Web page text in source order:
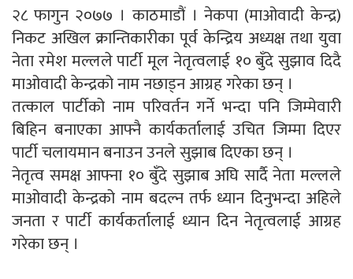
२८ फागुन २०७७ । काठमाडौं । नेकपा (माओवादी केन्द्र)
निकट अखिल क्रान्तिकारीका पूर्व केन्द्रिय अध्यक्ष तथा युवा
नेता रमेश मल्लले पार्टी मूल नेतृत्वलाई १० बुँदे सुझाव दिदै
माओवादी केन्द्रको नाम नछाड्न आग्रह गरेका छन् ।
तत्काल पार्टीको नाम परिवर्तन गर्ने भन्दा पनि जिम्मेवारी
बिहिन बनाएका आफ्नै कार्यकर्तालाई उचित जिम्मा दिएर
पार्टी चलायमान बनाउन उनले सुझाब दिएका छन् ।
नेतृत्व समक्ष आफ्ना १० बुँदे सुझाब अघि सार्दै नेता मल्लले
माओवादी केन्द्रको नाम बदल्न तर्फ ध्यान दिनुभन्दा अहिले
जनता र पार्टी कार्यकर्तालाई ध्यान दिन नेतृत्वलाई आग्रह
गरेका छन् ।